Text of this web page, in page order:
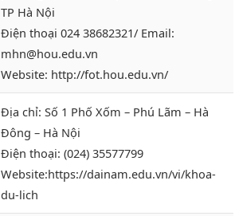
TP Hà Nội
Điện thoại 024 38682321/ Email:
mhn@hou.edu.vn
Website: http://fot.hou.edu.vn/
Địa chỉ: Số 1 Phố Xốm – Phú Lãm – Hà
Đông – Hà Nội
Điện thoại: (024) 35577799
Website:https://dainam.edu.vn/vi/khoa-
du-lich